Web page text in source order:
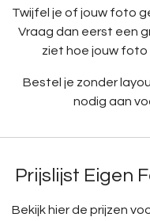
Twijfel je of jouw foto
Vraag dan eerst een
ziet hoe jouw foto
Bestel je zonder
nodig aan
Prijslijst Eigen
Bekijk hier de prijzen